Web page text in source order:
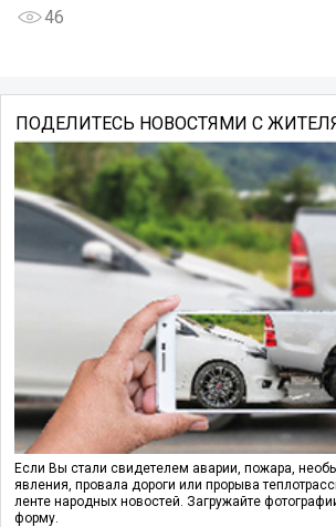
46
ПОДЕЛИТЕСЬ НОВОСТЯМИ С
Если Вы стали свидетелем аварии, пожара,
явления, провала дороги или прорыва
ленте народных новостей. Загружайте
форму.